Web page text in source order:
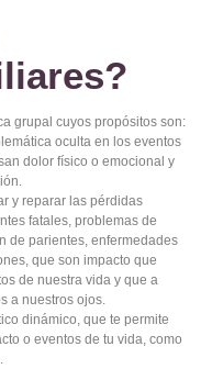
grupal cuyos propósitos son:
oculta en los eventos
dolor físico o emocional y
y reparar las pérdidas
fatales, problemas de
de parientes, enfermedades
que son impacto que
de nuestra vida y que a
a nuestros ojos.
dinámico, que te permite
o eventos de tu vida, como